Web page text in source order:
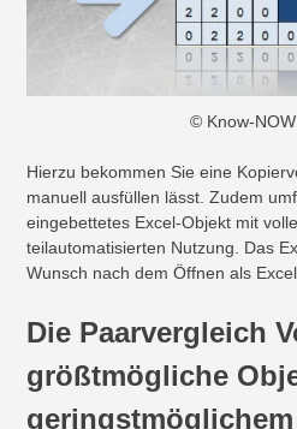
© Know-
Hierzu bekommen Sie eine
manuell ausfüllen lässt. Zudem
eingebettetes Excel-Objekt mit
teilautomatisierten Nutzung. Das
Wunsch nach dem Öffnen als
Die Paarvergleich
größtmögliche